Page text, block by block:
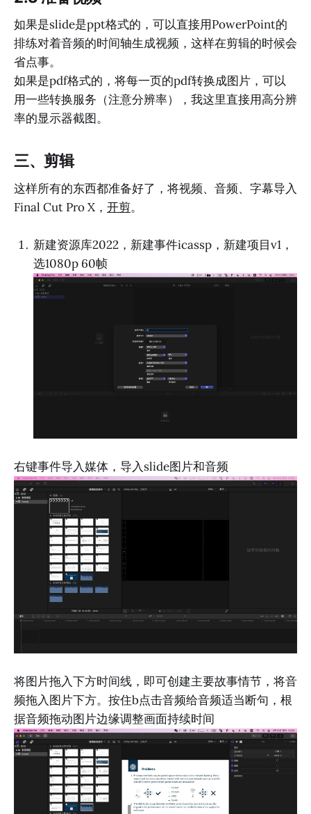
如果是slide是ppt格式的，可以直接用PowerPoint的
排练对着音频的时间轴生成视频，这样在剪辑的时候会
省点事。
如果是pdf格式的，将每一页的pdf转换成图片，可以
用一些转换服务（注意分辨率），我这里直接用高分辨
率的显示器截图。
三、剪辑
这样所有的东西都准备好了，将视频、音频、字幕导入
Final Cut Pro X， 开剪。
新建资源库2022，新建事件icassp，新建项目v1，
选1080p 60帧
右键事件导入媒体，导入slide图片和音频
将图片拖入下方时间线，即可创建主要故事情节，将音
频拖入图片下方。按住b点击音频给音频适当断句，根
据音频拖动图片边缘调整画面持续时间